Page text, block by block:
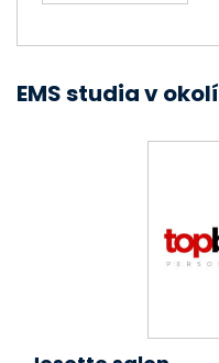
EMS studia v okolí